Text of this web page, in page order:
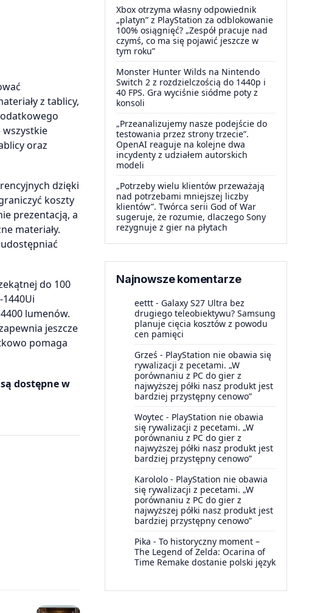
z tablicy,
wszystkie
oraz
dzięki
koszty
prezentacją, a
materiały.
do 100
lumenów.
jeszcze
pomaga
dostępne w
Xbox otrzyma własny odpowiednik
„platyn” z PlayStation za odblokowanie
100% osiągnięć? „Zespół pracuje nad
czymś, co ma się pojawić jeszcze w
tym roku”
Monster Hunter Wilds na Nintendo
Switch 2 z rozdzielczością do 1440p i
40 FPS. Gra wyciśnie siódme poty z
konsoli
„Przeanalizujemy nasze podejście do
testowania przez strony trzecie”.
OpenAI reaguje na kolejne dwa
incydenty z udziałem autorskich
modeli
„Potrzeby wielu klientów przeważają
nad potrzebami mniejszej liczby
klientów”. Twórca serii God of War
sugeruje, że rozumie, dlaczego Sony
rezygnuje z gier na płytach
Najnowsze komentarze
eettt - Galaxy S27 Ultra bez
drugiego teleobiektywu? Samsung
planuje cięcia kosztów z powodu
cen pamięci
Grześ - PlayStation nie obawia się
rywalizacji z pecetami. „W
porównaniu z PC do gier z
najwyższej półki nasz produkt jest
bardziej przystępny cenowo”
Woytec - PlayStation nie obawia
się rywalizacji z pecetami. „W
porównaniu z PC do gier z
najwyższej półki nasz produkt jest
bardziej przystępny cenowo”
Karololo - PlayStation nie obawia
się rywalizacji z pecetami. „W
porównaniu z PC do gier z
najwyższej półki nasz produkt jest
bardziej przystępny cenowo”
Pika - To historyczny moment –
The Legend of Zelda: Ocarina of
Time Remake dostanie polski język